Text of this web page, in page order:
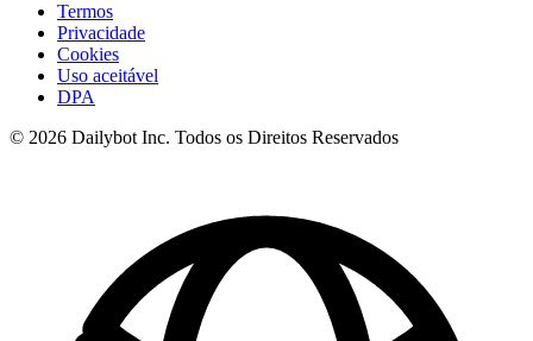
Termos
Privacidade
Cookies
Uso aceitável
DPA
© 2026 Dailybot Inc. Todos os Direitos Reservados